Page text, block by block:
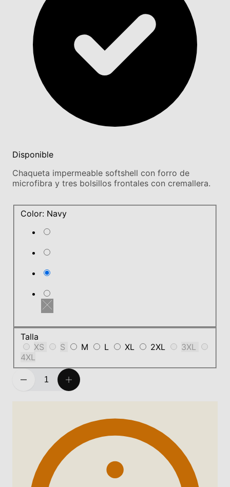
Disponible
Chaqueta impermeable softshell con forro de
microfibra y tres bolsillos frontales con cremallera.
Color: Navy
Talla
XS
S M L XL 2XL
3XL
4XL